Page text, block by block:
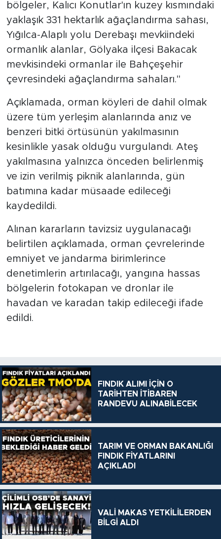
bölgeler, Kalıcı Konutlar'ın kuzey kısmındaki
yaklaşık 331 hektarlık ağaçlandırma sahası,
Yığılca-Alaplı yolu Derebaşı mevkiindeki
ormanlık alanlar, Gölyaka ilçesi Bakacak
mevkisindeki ormanlar ile Bahçeşehir
çevresindeki ağaçlandırma sahaları."
Açıklamada, orman köyleri de dahil olmak
üzere tüm yerleşim alanlarında anız ve
benzeri bitki örtüsünün yakılmasının
kesinlikle yasak olduğu vurgulandı. Ateş
yakılmasına yalnızca önceden belirlenmiş
ve izin verilmiş piknik alanlarında, gün
batımına kadar müsaade edileceği
kaydedildi.
Alınan kararların tavizsiz uygulanacağı
belirtilen açıklamada, orman çevrelerinde
emniyet ve jandarma birimlerince
denetimlerin artırılacağı, yangına hassas
bölgelerin fotokapan ve dronlar ile
havadan ve karadan takip edileceği ifade
edildi.
FINDIK ALIMI İÇİN O
TARİHTEN İTİBAREN
RANDEVU ALINABİLECEK
TARIM VE ORMAN BAKANLIĞI
FINDIK FİYATLARINI
AÇIKLADI
VALİ MAKAS YETKİLİLERDEN
BİLGİ ALDI